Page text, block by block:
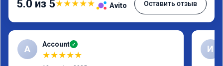
5.0 из 5★★★★★ Avito Оставить отзыв
A Account ✓
★★★★★
И